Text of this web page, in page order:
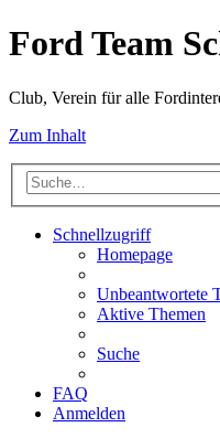
Ford Team
Club, Verein für alle
Zum Inhalt
Schnellzugriff
Homepage
Unbeantwortete
Aktive Themen
Suche
FAQ
Anmelden